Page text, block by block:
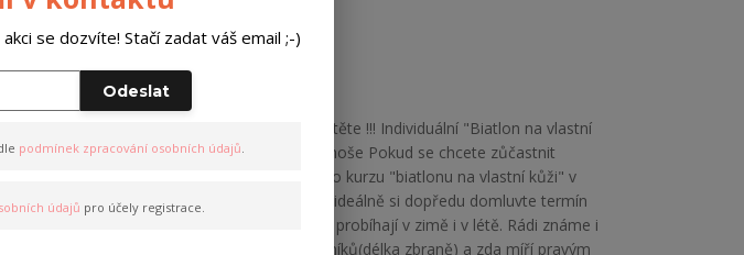
!!! Pozorně čtěte !!! Individuální "Biatlon na vlastní
kůži" - Krkonoše Pokud se chcete zůčastnit
individuálního kurzu "biatlonu na vlastní kůži" v
Krkonoších, ideálně si dopředu domluvte termín
kurzu. Kurzy probíhají v zimě i v létě. Rádi známe i
výšku účastníků(délka zbraně) a zda míří pravým
se dozvíte! Stačí zadat váš email ;-)
Odeslat
podmínek zpracování osobních údajů.
údajů pro účely registrace.